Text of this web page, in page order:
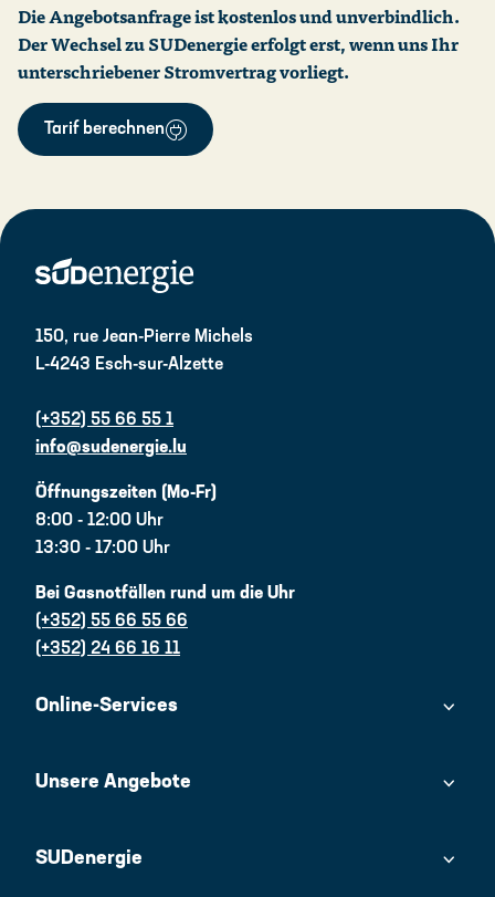
Die Angebotsanfrage ist kostenlos und unverbindlich.
Der Wechsel zu SUDenergie erfolgt erst, wenn uns Ihr
unterschriebener Stromvertrag vorliegt.
Tarif berechnen
150, rue Jean-Pierre Michels
L-4243 Esch-sur-Alzette
(+352) 55 66 55 1
info@sudenergie.lu
Öffnungszeiten (Mo-Fr)
8:00 - 12:00 Uhr
13:30 - 17:00 Uhr
Bei Gasnotfällen rund um die Uhr
(+352) 55 66 55 66
(+352) 24 66 16 11
Online-Services
Unsere Angebote
SUDenergie